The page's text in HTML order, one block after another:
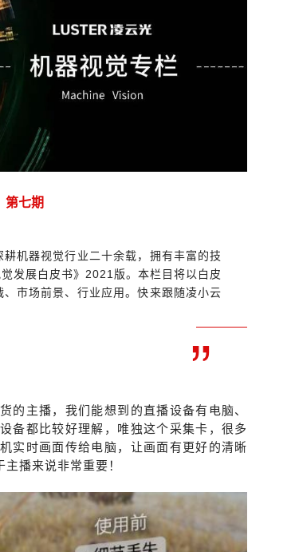
第七期
机器视觉行业二十余载，拥有丰富的技
发展白皮书》2021版。本栏目将以白皮
市场前景、行业应用。快来跟随凌小云
”
的主播，我们能想到的直播设备有电脑、
备都比较好理解，唯独这个采集卡，很多
实时画面传给电脑，让画面有更好的清晰
播来说非常重要！